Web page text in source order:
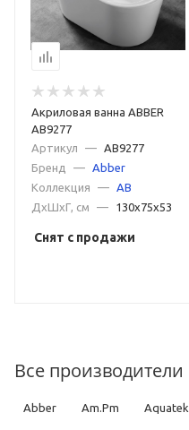
Акриловая ванна ABBER
AB9277
Артикул
— AB9277
Бренд
— Abber
Коллекция
— AB
ДxШxГ, см
— 130x75x53
Снят с продажи
Все производители
Abber Am.Pm Aquatek